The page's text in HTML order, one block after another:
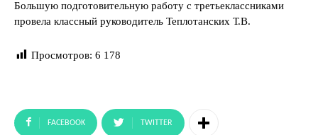
Большую подготовительную работу с третьеклассниками
провела классный руководитель Теплотанских Т.В.
Просмотров: 6 178
FACEBOOK TWITTER